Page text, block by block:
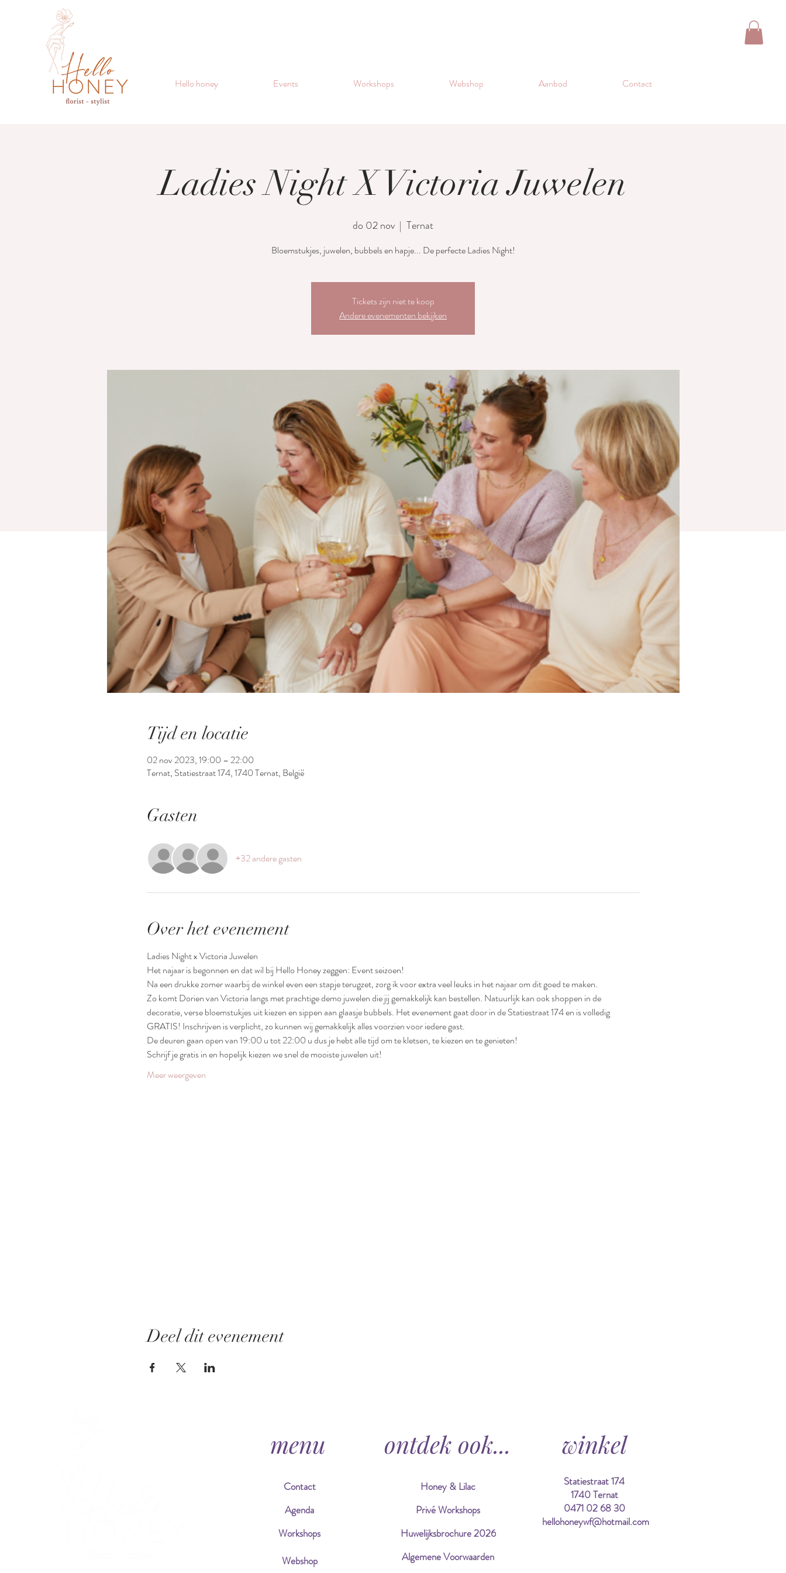
Hello honey Events Workshops Webshop Aanbod Contact
Ladies Night X Victoria Juwelen
do 02 nov
  |
Ternat
Bloemstukjes, juwelen, bubbels en hapje... De perfecte Ladies Night!
Tickets zijn niet te koop
Andere evenementen bekijken
Tijd en locatie
02 nov 2023, 19:00 – 22:00
Ternat, Statiestraat 174, 1740 Ternat, België
Gasten
+32 andere gasten
Over het evenement
Ladies Night x Victoria Juwelen
Het najaar is begonnen en dat wil bij Hello Honey zeggen: Event seizoen!
Na een drukke zomer waarbij de winkel even een stapje terugzet, zorg ik voor extra veel leuks in het najaar om dit goed te maken.
Zo komt Dorien van Victoria langs met prachtige demo juwelen die jij gemakkelijk kan bestellen. Natuurlijk kan ook shoppen in de
decoratie, verse bloemstukjes uit kiezen en sippen aan glaasje bubbels. Het evenement gaat door in de Statiestraat 174 en is volledig
GRATIS! Inschrijven is verplicht, zo kunnen wij gemakkelijk alles voorzien voor iedere gast.
De deuren gaan open van 19:00 u tot 22:00 u dus je hebt alle tijd om te kletsen, te kiezen en te genieten!
Schrijf je gratis in en hopelijk kiezen we snel de mooiste juwelen uit!
Meer weergeven
Deel dit evenement
menu
Contact
Agenda
Workshops
Webshop
ontdek ook...
Honey & Lilac
Privé Workshops
Huwelijksbrochure 2026
winkel
Statiestraat 174
1740 Ternat
0471 02 68 30
hellohoneywf@hotmail.com
Algemene Voorwaarden